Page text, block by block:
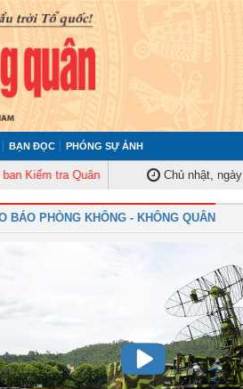
BẠN ĐỌC PHÓNG SỰ ẢNH
Quân ủy Trung ương tập huấn nghiệp vụ
Chủ nhật,
BÁO PHÒNG KHÔNG - KHÔNG QUÂN